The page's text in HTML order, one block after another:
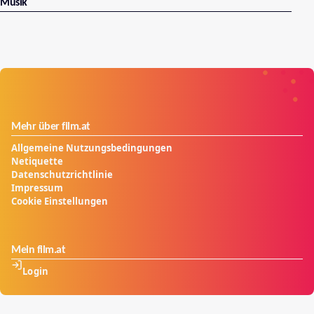
Musik
Mehr über film.at
Allgemeine Nutzungsbedingungen
Netiquette
Datenschutzrichtlinie
Impressum
Cookie Einstellungen
Mein film.at
Login